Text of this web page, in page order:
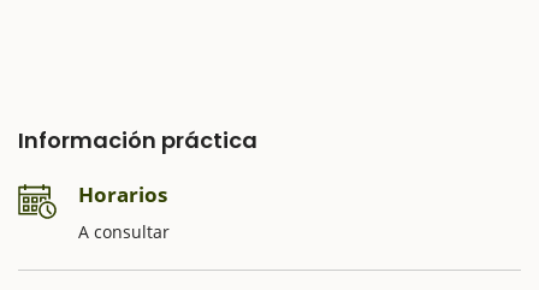
Información práctica
Horarios
A consultar